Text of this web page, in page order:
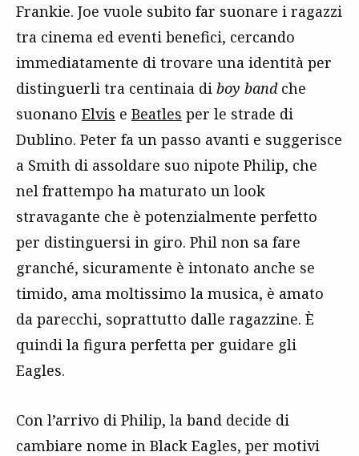
Frankie. Joe vuole subito far suonare i ragazzi
tra cinema ed eventi benefici, cercando
immediatamente di trovare una identità per
distinguerli tra centinaia di boy bandche
suonano Elvis e Beatles per le strade di
Dublino. Peter fa un passo avanti e suggerisce
a Smith di assoldare suo nipote Philip, che
nel frattempo ha maturato un look
stravagante che è potenzialmente perfetto
per distinguersi in giro. Phil non sa fare
granché, sicuramente è intonato anche se
timido, ama moltissimo la musica, è amato
da parecchi, soprattutto dalle ragazzine. È
quindi la figura perfetta per guidare gli
Eagles.
Con l’arrivo di Philip, la band decide di
cambiare nome in Black Eagles, per motivi